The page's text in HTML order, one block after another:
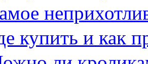
купить и как